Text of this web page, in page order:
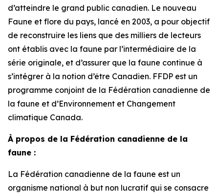
d’atteindre le grand public canadien. Le nouveau
Faune et flore du pays, lancé en 2003, a pour objectif
de reconstruire les liens que des milliers de lecteurs
ont établis avec la faune par l’intermédiaire de la
série originale, et d’assurer que la faune continue à
s’intégrer à la notion d’être Canadien. FFDP est un
programme conjoint de la Fédération canadienne de
la faune et d’Environnement et Changement
climatique Canada.
À propos de la Fédération canadienne de la
faune :
La Fédération canadienne de la faune est un
organisme national à but non lucratif qui se consacre